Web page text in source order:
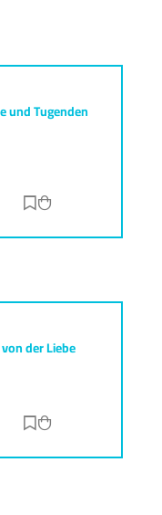
und Tugenden
Zur Merkliste
der Liebe
Zur Merkliste